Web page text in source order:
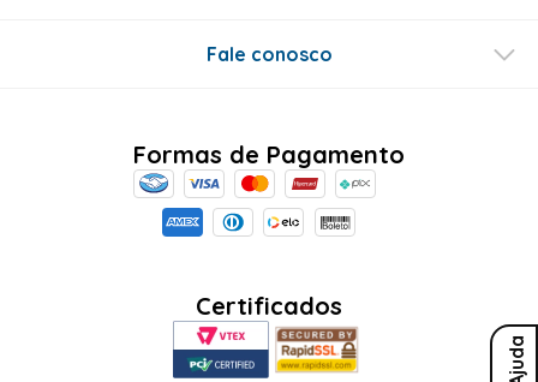
Ajuda
Fale conosco
Formas de Pagamento
Certificados